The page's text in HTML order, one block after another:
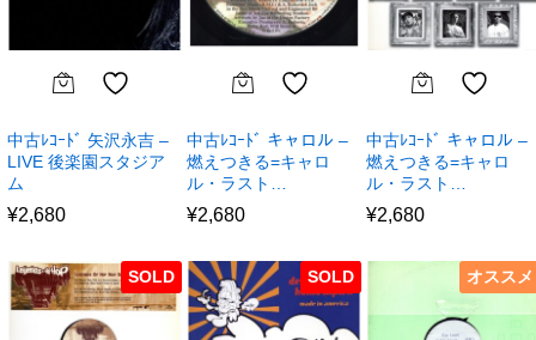
中古ﾚｺｰﾄﾞ 矢沢永吉 –
LIVE 後楽園スタジア
ム
¥2,680
中古ﾚｺｰﾄﾞ キャロル –
燃えつきる=キャロ
ル・ラスト…
¥2,680
中古ﾚｺｰﾄﾞ キャロル –
燃えつきる=キャロ
ル・ラスト…
¥2,680
SOLD SOLD オススメ